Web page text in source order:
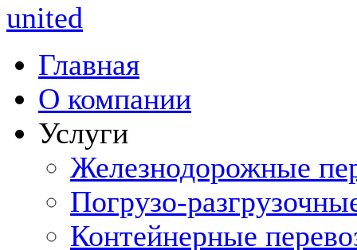
Главная
О компании
Услуги
Железнодорожные
Погрузо-
Контейнерные